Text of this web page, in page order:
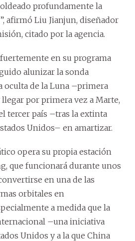
profundamente la
afirmó Liu Jianjun, diseñador
citado por la agencia.
en su programa
alunizar la sonda
oculta de la Luna –primera
por primera vez a Marte,
tercer país –tras la extinta
Unidos– en amartizar.
opera su propia estación
que funcionará durante unos
en una de las
orbitales en
a medida que la
–una iniciativa
Unidos y a la que China